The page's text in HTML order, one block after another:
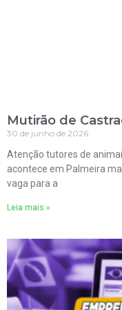
Mutirão de
30 de junho de 2026
Atenção tutores de
acontece em Palmeira
vaga para a
Leia mais »